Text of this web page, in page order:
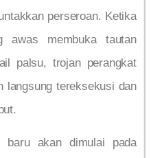
perseroan. Ketika
awas membuka tautan
palsu, trojan perangkat
langsung tereksekusi dan
baru akan dimulai pada